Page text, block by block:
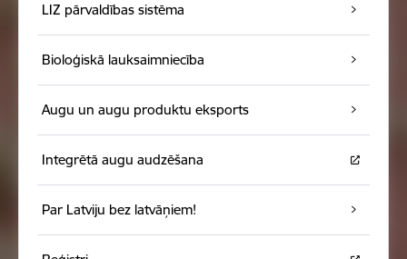
LIZ pārvaldības sistēma
Bioloģiskā lauksaimniecība
Augu un augu produktu eksports
Integrētā augu audzēšana
Par Latviju bez latvāņiem!